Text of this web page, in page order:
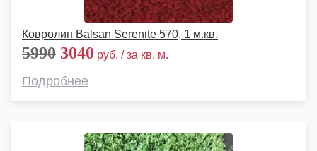
Ковролин Balsan Serenite 570, 1 м.кв.
5990 3040 руб. / за кв. м.
Подробнее